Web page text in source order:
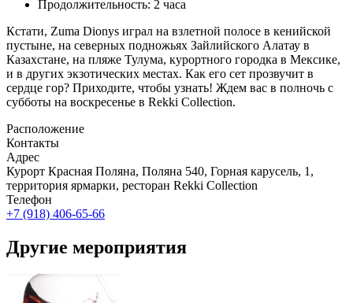
Продолжительность: 2 часа
Кстати, Zuma Dionys играл на взлетной полосе в кенийской
пустыне, на северных подножьях Зайлийского Алатау в
Казахстане, на пляже Тулума, курортного городка в Мексике,
и в других экзотических местах. Как его сет прозвучит в
сердце гор? Приходите, чтобы узнать! Ждем вас в полночь с
субботы на воскресенье в Rekki Collection.
Расположение
Контакты
Адрес
Курорт Красная Поляна, Поляна 540, Горная карусель, 1,
территория ярмарки, ресторан Rekki Collection
Телефон
+7 (918) 406-65-66
Другие мероприятия